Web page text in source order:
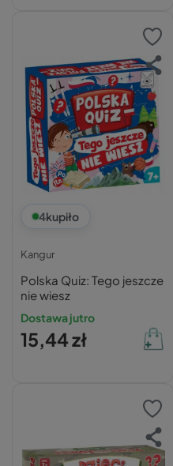
4kupiło
Kangur
Polska Quiz: Tego jeszcze
nie wiesz
Dostawa jutro
15,44 zł